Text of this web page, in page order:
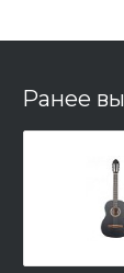
Ранее